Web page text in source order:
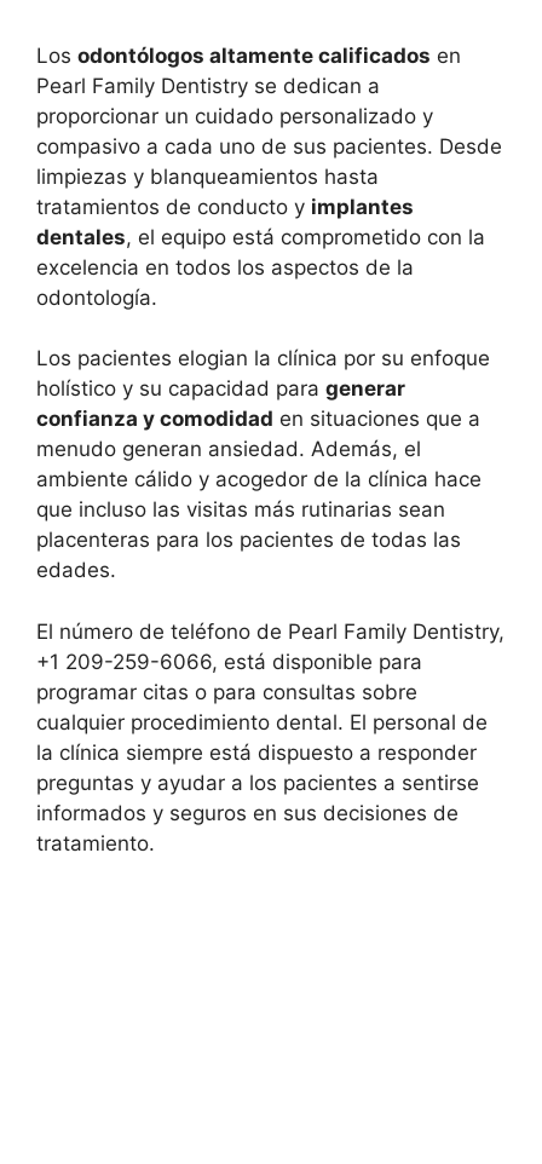
Los odontólogos altamente calificados en
Pearl Family Dentistry se dedican a
proporcionar un cuidado personalizado y
compasivo a cada uno de sus pacientes. Desde
limpiezas y blanqueamientos hasta
tratamientos de conducto y implantes
dentales, el equipo está comprometido con la
excelencia en todos los aspectos de la
odontología.
Los pacientes elogian la clínica por su enfoque
holístico y su capacidad para generar
confianza y comodidad en situaciones que a
menudo generan ansiedad. Además, el
ambiente cálido y acogedor de la clínica hace
que incluso las visitas más rutinarias sean
placenteras para los pacientes de todas las
edades.
El número de teléfono de Pearl Family Dentistry,
+1 209-259-6066, está disponible para
programar citas o para consultas sobre
cualquier procedimiento dental. El personal de
la clínica siempre está dispuesto a responder
preguntas y ayudar a los pacientes a sentirse
informados y seguros en sus decisiones de
tratamiento.